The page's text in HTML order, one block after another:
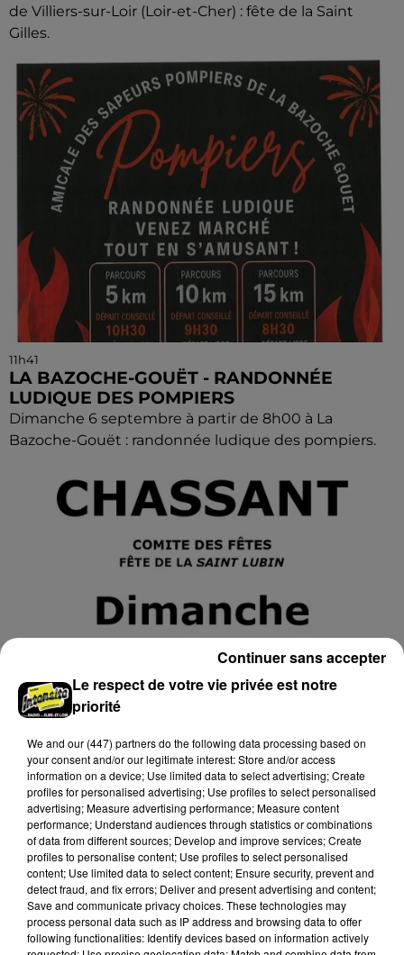
de Villiers-sur-Loir (Loir-et-Cher) : fête de la Saint
Gilles.
11h41
LA BAZOCHE-GOUËT - RANDONNÉE
LUDIQUE DES POMPIERS
Dimanche 6 septembre à partir de 8h00 à La
Bazoche-Gouët : randonnée ludique des pompiers.
11h26
CHASSANT - BROCANTE DE LA SAINT-
LUBIN
Dimanche 4 octobre au stade de Chassant : brocante
vide-greniers de la Saint-Lubin. Organisé par le
comité des fêtes.
Le respect de votre vie privée est notre
priorité
We and our (447) partnersdo the following data processing based on
your consent and/or our legitimate interest: Store and/or access
information on a device; Use limited data to select advertising; Create
profiles for personalised advertising; Use profiles to select personalised
advertising; Measure advertising performance; Measure content
performance; Understand audiences through statistics or combinations
of data from different sources; Develop and improve services; Create
profiles to personalise content; Use profiles to select personalised
content; Use limited data to select content; Ensure security, prevent and
detect fraud, and fix errors; Deliver and present advertising and content;
Save and communicate privacy choices. These technologies may
process personal data such as IP address and browsing data to offer
following functionalities: Identify devices based on information actively
Continuer sans accepter